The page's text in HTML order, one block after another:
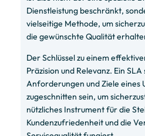
Dienstleistung beschränkt,
vielseitige Methode, um
die gewünschte Qualität
Der Schlüssel zu einem
Präzision und Relevanz. Ein
Anforderungen und Ziele eines
zugeschnitten sein, um
nützliches Instrument für die
Kundenzufriedenheit und die